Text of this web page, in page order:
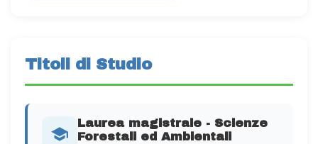
Titoli di Studio
Laurea magistrale - Scienze
Forestali ed Ambientali